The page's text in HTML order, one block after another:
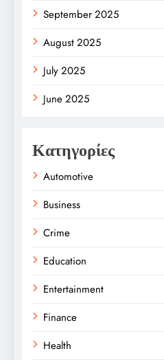
September 2025
August 2025
July 2025
June 2025
Κατηγορίες
Automotive
Business
Crime
Education
Entertainment
Finance
Health